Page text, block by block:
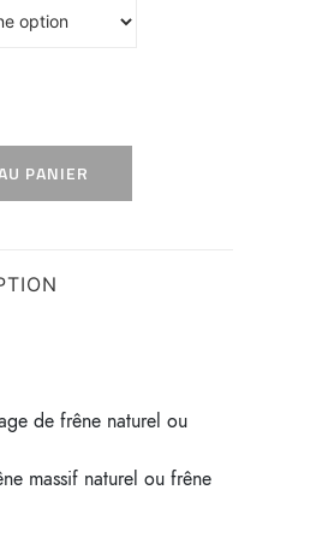
PANIER
de frêne naturel ou
massif naturel ou frêne